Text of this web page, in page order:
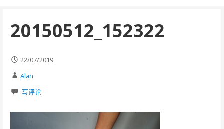
20150512_152322
22/07/2019
Alan
写评论